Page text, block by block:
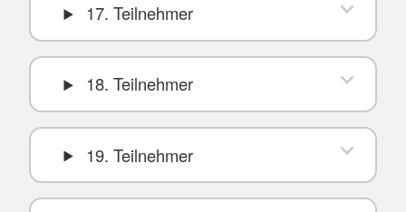
17. Teilnehmer
18. Teilnehmer
19. Teilnehmer